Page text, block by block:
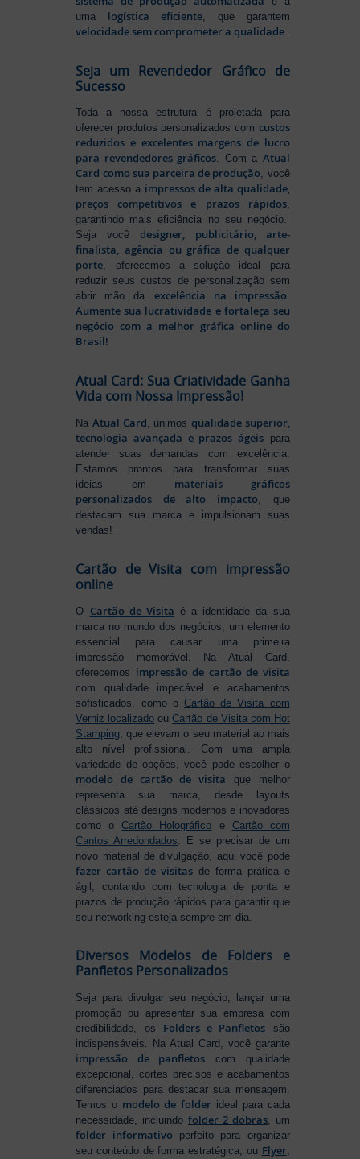
uma logística eficiente , que garantem
velocidade sem comprometer a qualidade
Seja um Revendedor Gráfico de
Sucesso
Toda a nossa estrutura é projetada para
oferecer produtos personalizados com custos
reduzidos e excelentes margens de lucro
para revendedores gráficos. Com a Atual
Card como sua parceira de produção, você
tem acesso a impressos de alta qualidade,
preços competitivos e prazos rápidos,
garantindo mais eficiência no seu negócio.
Seja vocêdesigner, publicitário, arte-
finalista, agência ou gráfica de qualquer
porte, oferecemos a solução ideal para
reduzir seus custos de personalização sem
abrir mão da excelência na impressão.
Aumente sua lucratividade e fortaleça seu
negócio com a melhor gráfica online do
Brasil!
Atual Card: Sua Criatividade Ganha
Vida com Nossa Impressão!
Na Atual Card, unimos qualidade superior,
tecnologia avançada e prazos ágeispara
atender suas demandas com excelência.
Estamos prontos para transformar suas
ideias em materiais gráficos
personalizados de alto impacto, que
destacam sua marca e impulsionam suas
vendas!
Cartão de Visita com impressão
online
O Cartão de Visita é a identidade da sua
marca no mundo dos negócios, um elemento
essencial para causar uma primeira
impressão memorável. Na Atual Card,
oferecemos impressão de cartão de visita
com qualidade impecável e acabamentos
sofisticados, como o Cartão de Visita com
Verniz localizado ouCartão de Visita com Hot
Stamping , que elevam o seu material ao mais
alto nível profissional. Com uma ampla
variedade de opções, você pode escolher o
modelo de cartão de visita que melhor
representa sua marca, desde layouts
clássicos até designs modernos e inovadores
como oCartão Holográfico e Cartão com
Cantos Arredondados . E se precisar de um
novo material de divulgação, aqui você pode
fazer cartão de visitas de forma prática e
ágil, contando com tecnologia de ponta e
prazos de produção rápidos para garantir que
seu networking esteja sempre em dia.
Diversos Modelos de Folders e
Panfletos Personalizados
Seja para divulgar seu negócio, lançar uma
promoção ou apresentar sua empresa com
credibilidade, os Folders e Panfletos são
indispensáveis. Na Atual Card, você garante
impressão de panfletos com qualidade
excepcional, cortes precisos e acabamentos
diferenciados para destacar sua mensagem.
Temos o modelo de folder ideal para cada
necessidade, incluindofolder 2 dobras, um
folder informativo perfeito para organizar
seu conteúdo de forma estratégica, ou Flyer,